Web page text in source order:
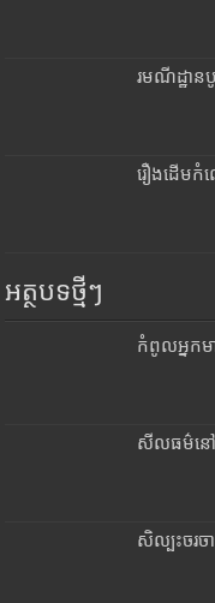
រមណីដ្ឋាន
រឿងដើមកំណ
អត្ថបទថ្មីៗ
កំពូលអ្នក
សីលធម៌នៅក្
សិល្បះចរច